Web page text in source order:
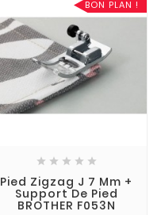
BON PLAN !
    
Pied Zigzag J 7 Mm +
Support De Pied
BROTHER F053N